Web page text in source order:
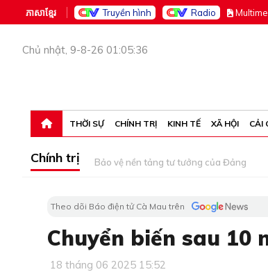
ភាសាខ្មែរ Truyền hình Radio M
Chủ nhật, 9-8-26 01:05:36
THỜI SỰ CHÍNH TRỊ KINH TẾ XÃ HỘI CẢI
Chính trị Bảo vệ nền tảng tư tưởng của Đảng
Theo dõi Báo điện tử Cà Mau trên
Chuyển biến sau 10
18 tháng 06 2025 15:52